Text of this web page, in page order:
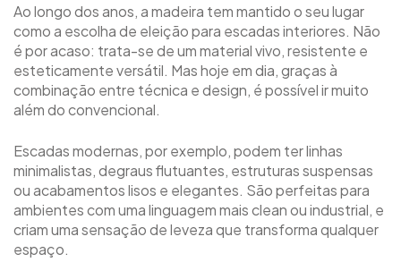
Ao longo dos anos, a madeira tem mantido o seu lugar
como a escolha de eleição para escadas interiores. Não
é por acaso: trata-se de um material vivo, resistente e
esteticamente versátil. Mas hoje em dia, graças à
combinação entre técnica e design, é possível ir muito
além do convencional.
Escadas modernas, por exemplo, podem ter linhas
minimalistas, degraus flutuantes, estruturas suspensas
ou acabamentos lisos e elegantes. São perfeitas para
ambientes com uma linguagem mais clean ou industrial, e
criam uma sensação de leveza que transforma qualquer
espaço.